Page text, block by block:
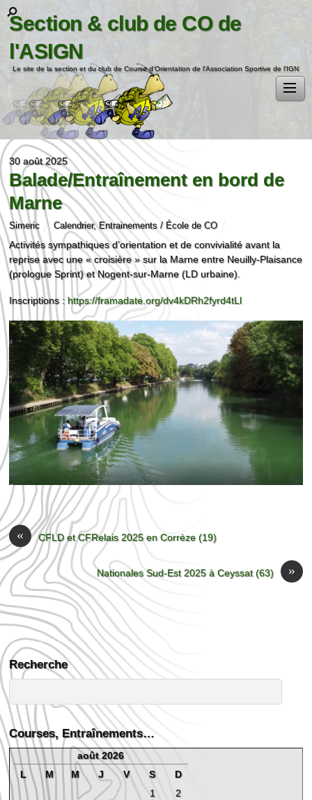
Section & club de CO de
l'ASIGN
Le site de la section et du club de Course d'Orientation de l'Association Sportive de l'IGN
30 août 2025
Balade/Entraînement en bord de
Marne
Simeric Calendrier,Entrainements / École de CO
Activités sympathiques d’orientation et de convivialité avant la
reprise avec une « croisière » sur la Marne entre Neuilly-Plaisance
(prologue Sprint) et Nogent-sur-Marne (LD urbaine).
Inscriptions : https://framadate.org/dv4kDRh2fyrd4tLl
« CFLD et CFRelais 2025 en Corrèze (19)
»
Nationales Sud-Est 2025 à Ceyssat (63)
Recherche
Courses, Entraînements…
août 2026
L
M M J V S
D
1
2